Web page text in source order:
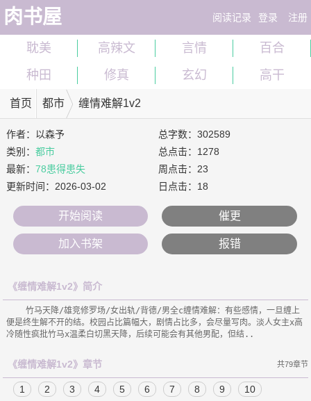
肉书屋 阅读记录 登录 注册
耽美 高辣文 言情
百合
种田
修真 玄幻 高干
首页 都市 缠情难解1v2
作者： 以森予
类别：都市
最新：78患得患失
更新时间： 2026-03-02
总字数：302589
总点击：1278
周点击：23
日点击：18
开始阅读 催更
加入书架 报错
《缠情难解1v2》简介
    竹马天降/雄竞修罗场/女出轨/背德/男全c缠情难解：有些感情，一旦缠上
便是终生解不开的结。校园占比篇幅大，剧情占比多，会尽量写肉。淡人女主x高
《缠情难解1v2》章节 共79章节
1 2 3 4 5 6 7 8 9 10